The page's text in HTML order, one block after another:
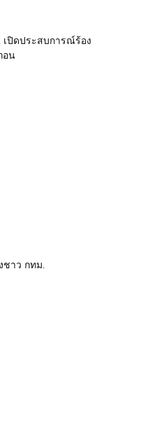
เปิดประสบการณ์ร้อง
อน
าว กทม.